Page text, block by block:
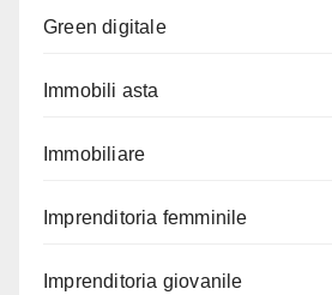
Green digitale
Immobili asta
Immobiliare
Imprenditoria femminile
Imprenditoria giovanile